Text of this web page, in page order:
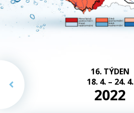
16. TÝDEN
18. 4. – 24. 4.
2022